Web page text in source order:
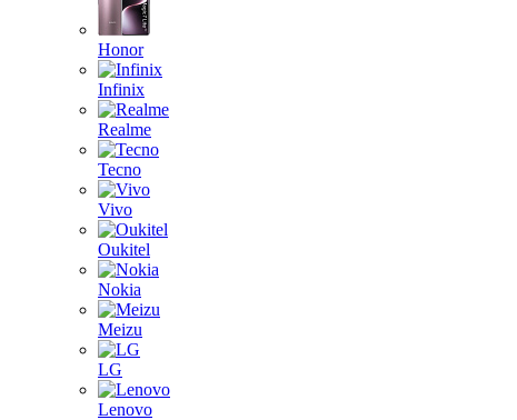
Honor
Infinix
Realme
Tecno
Vivo
Oukitel
Nokia
Meizu
LG
Lenovo